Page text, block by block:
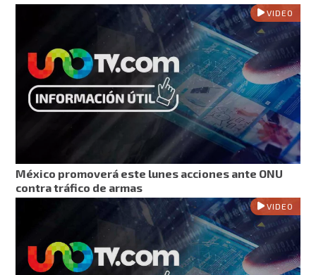
VIDEO
México promoverá este lunes acciones ante ONU
contra tráfico de armas
VIDEO